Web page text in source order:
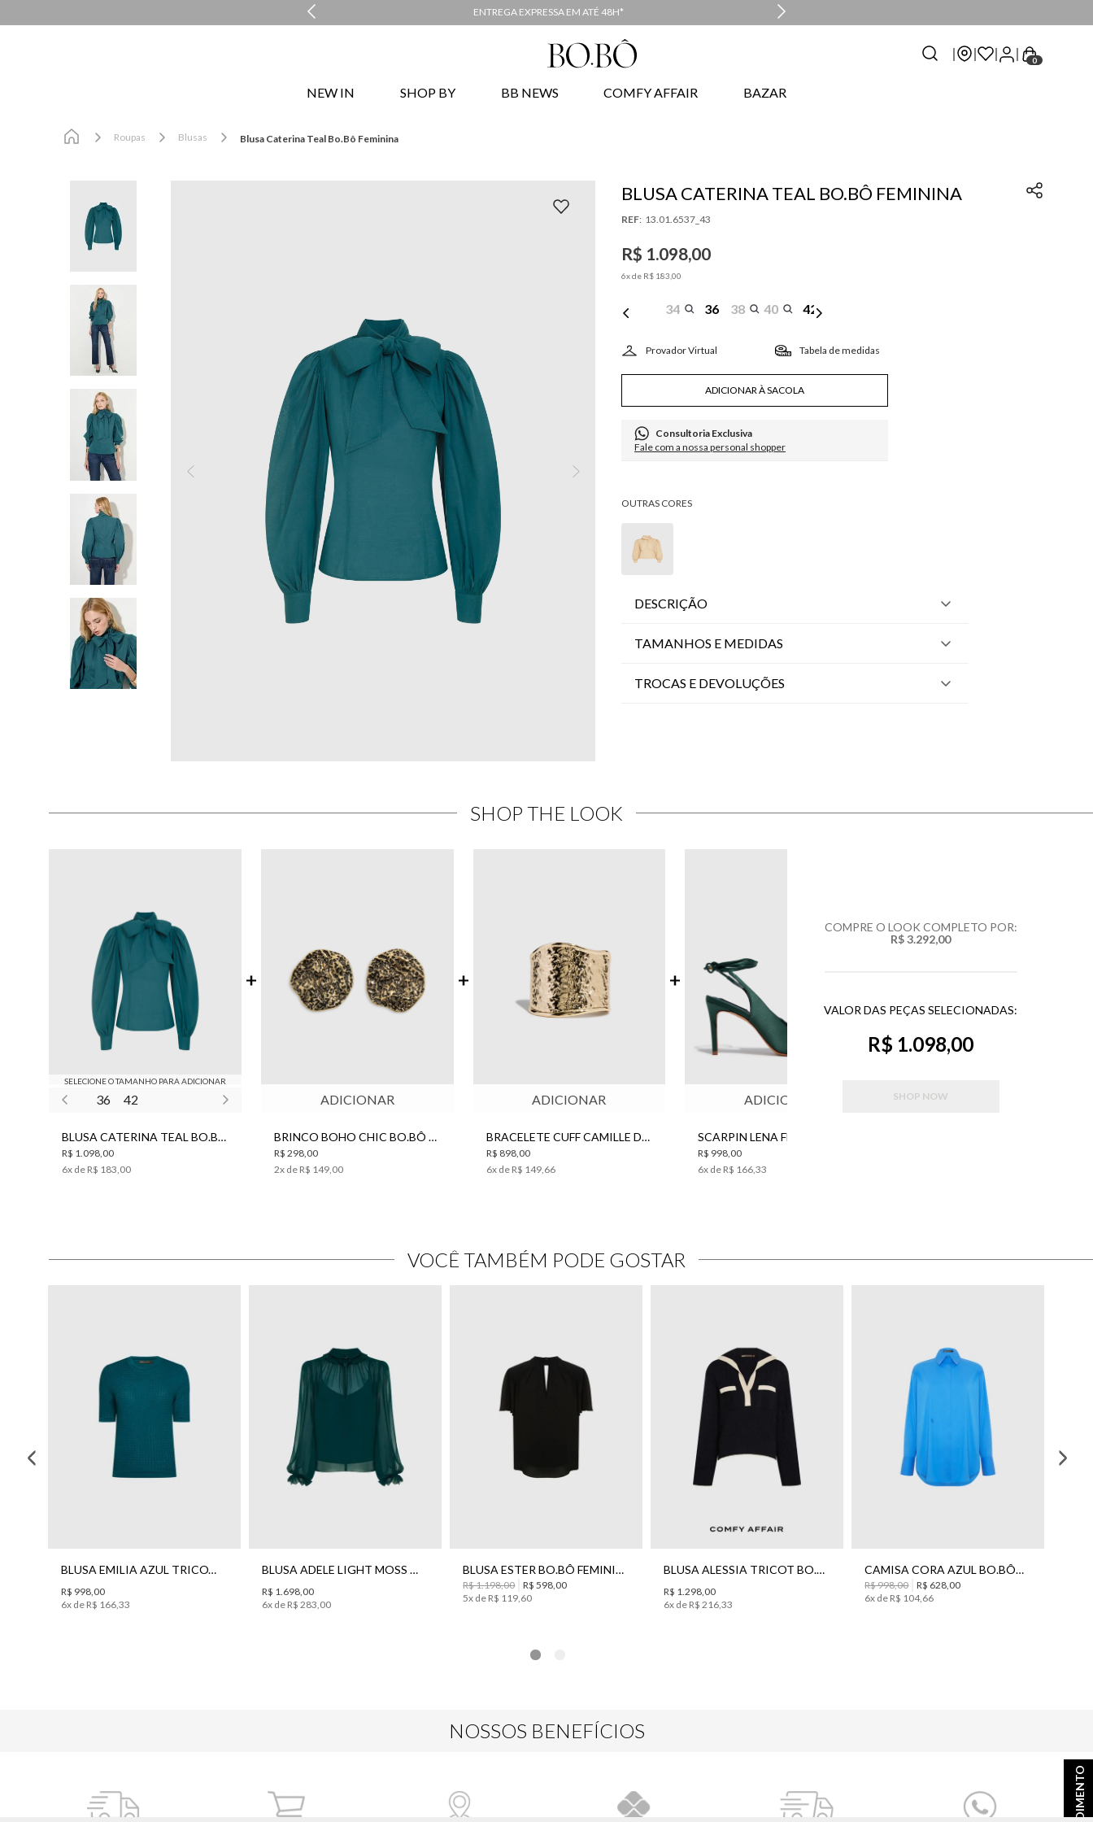
ENTREGA EXPRESSA EM ATÉ 48H*
0
NEW IN SHOP BY BB NEWS COMFY AFFAIR BAZAR
Roupas Blusas Blusa Caterina Teal Bo.Bô Feminina
BLUSA CATERINA TEAL BO.BÔ FEMININA
: 13.01.6537_43
R$ 1.098,00
6x de R$ 183 00
34 36 38 40 42
Tabela de medidas
ADICIONAR À SACOLA
Consultoria Exclusiva
Fale com a nossa personal shopper
DESCRIÇÃO
TAMANHOS E MEDIDAS
TROCAS E DEVOLUÇÕES
SHOP THE LOOK
SELECIONE O TAMANHO PARA ADICIONAR
36 42
BLUSA CATERINA TEAL BO.BÔ FEMININA
R$ 1.098,00
6x de R$ 183,00
ADICIONAR
BRINCO BOHO CHIC BO.BÔ FEMININO
R$ 298,00
2x de R$ 149,00
ADICIONAR
BRACELETE CUFF CAMILLE DOURADO BO.BÔ FEMININO
R$ 898,00
6x de R$ 149,66
ADICIONAR
R$ 998,00
6x de R$ 166,33
COMPRE O LOOK COMPLETO POR:
R$ 3.292,00
VALOR DAS PEÇAS SELECIONADAS:
R$ 1.098,00
SHOP NOW
VOCÊ TAMBÉM PODE GOSTAR
BLUSA EMILIA AZUL TRICOT BO.BÔ FEMININA
R$ 998,00
6x de R$ 166 ,33
BLUSA ADELE LIGHT MOSS BO.BÔ FEMININA
R$ 1.698,00
6x de R$ 283 00
BLUSA ESTER BO.BÔ FEMININA
R$ 1.198,00
R$ 598,00
5x de R$ 119 60
BLUSA ALESSIA TRICOT BO.BÔ FEMININA
R$ 1.298,00
6x de R$ 216 ,33
CAMISA CORA AZUL BO.BÔ FEMININA
R$ 998,00
R$ 628,00
6x de R$ 104, 66
NOSSOS BENEFÍCIOS